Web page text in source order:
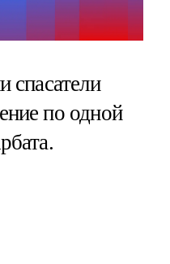
спасатели
по одной